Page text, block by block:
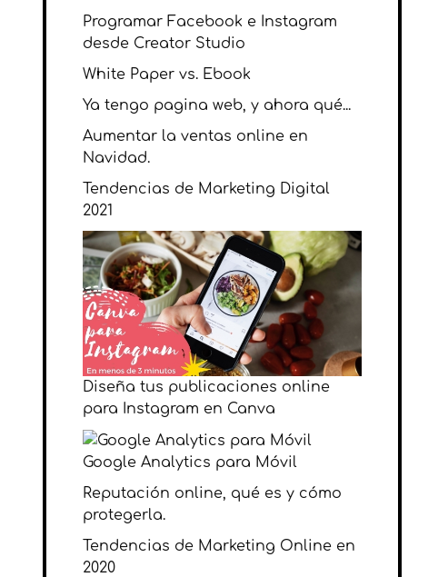
Programar Facebook e Instagram
desde Creator Studio
White Paper vs. Ebook
Ya tengo pagina web, y ahora qué...
Aumentar la ventas online en
Navidad.
Tendencias de Marketing Digital
2021
Diseña tus publicaciones online
para Instagram en Canva
Google Analytics para Móvil
Reputación online, qué es y cómo
protegerla.
Tendencias de Marketing Online en
2020